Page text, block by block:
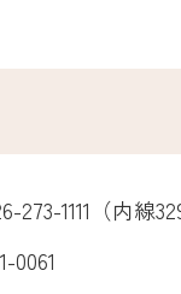
1111（内線
0061